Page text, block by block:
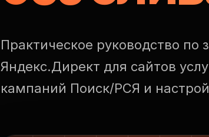
Практическое руководство по
Яндекс.Директ для сайтов
кампаний Поиск/РСЯ и